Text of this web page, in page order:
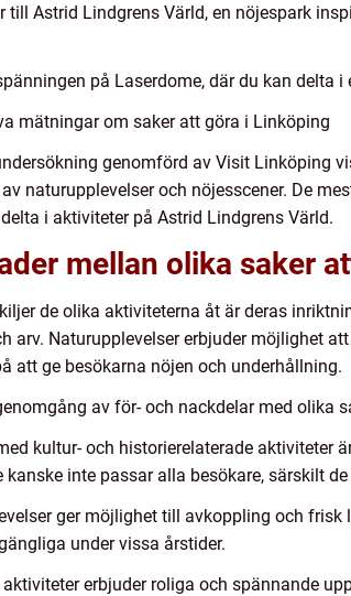
till Astrid Lindgrens Värld, en nöjespark
på Laserdome, där du kan delta
mätningar om saker att göra i Linköping
genomförd av Visit Linköping
naturupplevelser och nöjesscener. De
i aktiviteter på Astrid Lindgrens Värld.
mellan olika saker
de olika aktiviteterna åt är deras
arv. Naturupplevelser erbjuder möjlighet
att ge besökarna nöjen och underhållning.
av för- och nackdelar med olika
kultur- och historierelaterade aktiviteter
kanske inte passar alla besökare, särskilt
ger möjlighet till avkoppling och
under vissa årstider.
erbjuder roliga och spännande